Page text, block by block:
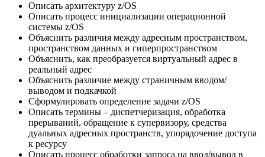
Описать архитектуру z/OS
Описать процесс инициализации операционной
системы z/OS
Объяснить различия между адресным пространством,
пространством данных и гиперпространством
Объяснить, как преобразуется виртуальный адрес в
реальный адрес
Объяснить различие между страничным вводом/
выводом и подкачкой
Сформулировать определение задачи z/OS
Описать термины – диспетчеризация, обработка
прерываний, обращение к супервизору, средства
дуальных адресных пространств, упорядочение доступа
к ресурсу
Описать процесс обработки запроса на ввод/вывод в